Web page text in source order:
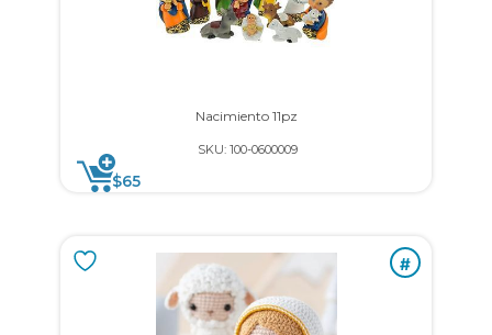
Nacimiento 11pz
SKU: 100-0600009
$65
#